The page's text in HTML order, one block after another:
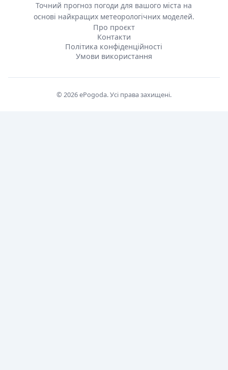
Точний прогноз погоди для вашого міста на
основі найкращих метеорологічних моделей.
Про проєкт
Контакти
Політика конфіденційності
Умови використання
© 2026 ePogoda. Усі права захищені.